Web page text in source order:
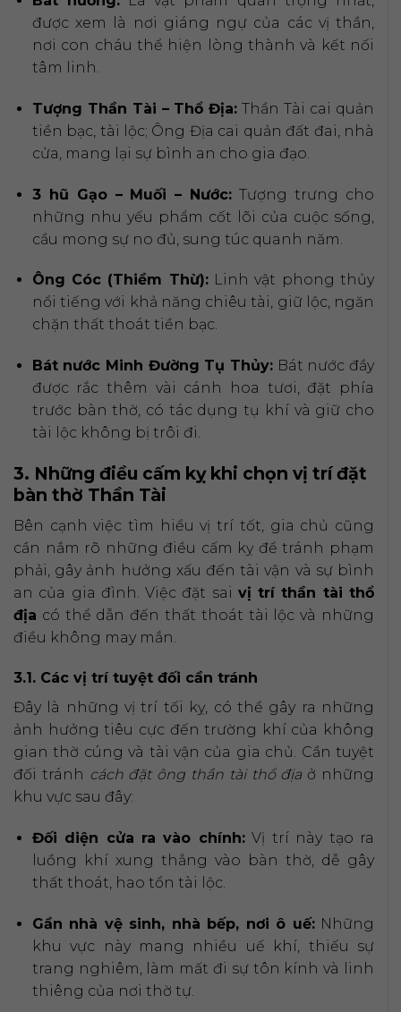
được xem là nơi giáng ngự của các vị thần,
nơi con cháu thể hiện lòng thành và kết nối
tâm linh.
Tượng Thần Tài – Thổ Địa: Thần Tài cai quản
tiền bạc, tài lộc; Ông Địa cai quản đất đai, nhà
cửa, mang lại sự bình an cho gia đạo.
3 hũ Gạo – Muối – Nước: Tượng trưng cho
những nhu yếu phẩm cốt lõi của cuộc sống,
cầu mong sự no đủ, sung túc quanh năm.
Ông Cóc (Thiềm Thừ):Linh vật phong thủy
nổi tiếng với khả năng chiêu tài, giữ lộc, ngăn
chặn thất thoát tiền bạc.
Bát nước Minh Đường Tụ Thủy: Bát nước đầy
được rắc thêm vài cánh hoa tươi, đặt phía
trước bàn thờ, có tác dụng tụ khí và giữ cho
tài lộc không bị trôi đi.
3. Những điều cấm kỵ khi chọn vị trí đặt
bàn thờ Thần Tài
Bên cạnh việc tìm hiểu vị trí tốt, gia chủ cũng
cần nắm rõ những điều cấm kỵ để tránh phạm
phải, gây ảnh hưởng xấu đến tài vận và sự bình
an của gia đình. Việc đặt sai vị trí thần tài thổ
địa có thể dẫn đến thất thoát tài lộc và những
điều không may mắn.
3.1. Các vị trí tuyệt đối cần tránh
Đây là những vị trí tối kỵ, có thể gây ra những
ảnh hưởng tiêu cực đến trường khí của không
gian thờ cúng và tài vận của gia chủ. Cần tuyệt
đối tránh cách đặt ông thần tài thổ địa ở những
khu vực sau đây:
Đối diện cửa ra vào chính:Vị trí này tạo ra
luồng khí xung thẳng vào bàn thờ, dễ gây
thất thoát, hao tổn tài lộc.
Gần nhà vệ sinh, nhà bếp, nơi ô uế:Những
khu vực này mang nhiều uế khí, thiếu sự
trang nghiêm, làm mất đi sự tôn kính và linh
thiêng của nơi thờ tự.